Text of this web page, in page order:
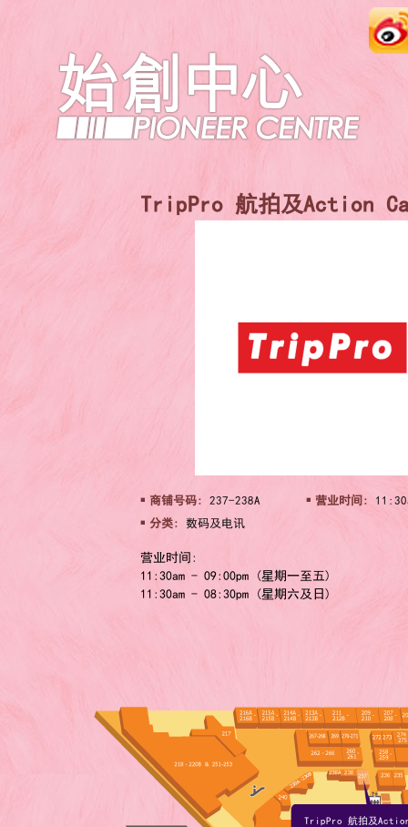
TripPro 航拍及Action
商铺号码: 237-238A 营业时间:
分类: 数码及电讯
营业时间:
11:30am - 09:00pm (星期一至五)
11:30am - 08:30pm (星期六及日)
TripPro 航拍及